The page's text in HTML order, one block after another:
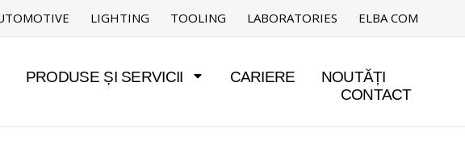
LIGHTING TOOLING LABORATORIES ELBA COM
PRODUSE ȘI SERVICII CARIERE
NOUTĂȚI
CONTACT